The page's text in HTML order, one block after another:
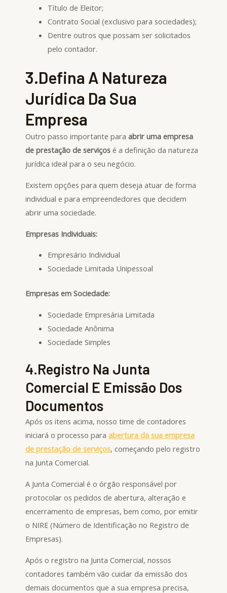
Título de Eleitor;
Contrato Social (exclusivo para sociedades);
Dentre outros que possam ser solicitados
pelo contador.
3.Defina A Natureza
Jurídica Da Sua
Empresa
Outro passo importante para abrir uma empresa
de prestação de serviços é a definição da natureza
jurídica ideal para o seu negócio.
Existem opções para quem deseja atuar de forma
individual e para empreendedores que decidem
abrir uma sociedade.
Empresas Individuais:
Empresário Individual
Sociedade Limitada Unipessoal
Empresas em Sociedade:
Sociedade Empresária Limitada
Sociedade Anônima
Sociedade Simples
4.Registro Na Junta
Comercial E Emissão Dos
Documentos
Após os itens acima, nosso time de contadores
iniciará o processo para abertura da sua empresa
de prestação de serviços, começando pelo registro
na Junta Comercial.
A Junta Comercial é o órgão responsável por
protocolar os pedidos de abertura, alteração e
encerramento de empresas, bem como, por emitir
o NIRE (Número de Identificação no Registro de
Empresas).
Após o registro na Junta Comercial, nossos
contadores também vão cuidar da emissão dos
demais documentos que a sua empresa precisa,